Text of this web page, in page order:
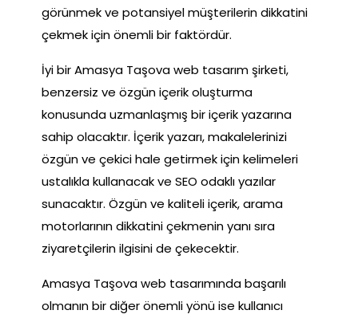
görünmek ve potansiyel müşterilerin dikkatini
çekmek için önemli bir faktördür.
İyi bir Amasya Taşova web tasarım şirketi,
benzersiz ve özgün içerik oluşturma
konusunda uzmanlaşmış bir içerik yazarına
sahip olacaktır. İçerik yazarı, makalelerinizi
özgün ve çekici hale getirmek için kelimeleri
ustalıkla kullanacak ve SEO odaklı yazılar
sunacaktır. Özgün ve kaliteli içerik, arama
motorlarının dikkatini çekmenin yanı sıra
ziyaretçilerin ilgisini de çekecektir.
Amasya Taşova web tasarımında başarılı
olmanın bir diğer önemli yönü ise kullanıcı